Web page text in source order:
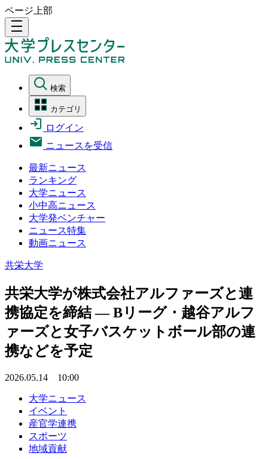
ページ上部
density_medium
検索
カテゴリ
ログイン
ニュースを受信
最新ニュース
ランキング
大学ニュース
小中高ニュース
大学発ベンチャー
ニュース特集
動画ニュース
共栄大学
共栄大学が株式会社アルファーズと連
携協定を締結 ― Bリーグ・越谷アルフ
ァーズと女子バスケットボール部の連
携などを予定
2026.05.14 10:00
大学ニュース
イベント
産官学連携
スポーツ
地域貢献